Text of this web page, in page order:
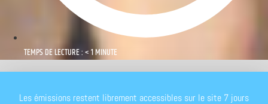
TEMPS DE LECTURE : < 1 MINUTE
Les émissions restent librement accessibles sur le site 7 jours